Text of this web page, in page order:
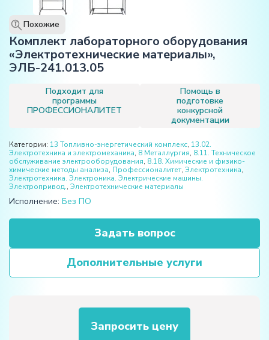
T Похожие
Комплект лабораторного оборудования
«Электротехнические материалы»,
ЭЛБ-241.013.05
Подходит для
программы
ПРОФЕССИОНАЛИТЕТ
Помощь в
подготовке
конкурсной
документации
Категории: 13 Топливно-энергетический комплекс, 13.02.
Электротехника и электромеханика, 8 Металлургия, 8.11. Техническое
обслуживание электрооборудования, 8.18. Химические и физико-
химические методы анализа, Профессионалитет, Электротехника,
Электротехника. Электроника. Электрические машины.
Электропривод., Электротехнические материалы
Исполнение: Без ПО
Задать вопрос
Дополнительные услуги
Запросить цену